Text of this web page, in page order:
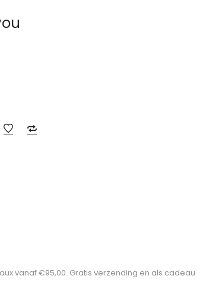
vanaf €95,00. Gratis verzending en als cadeau